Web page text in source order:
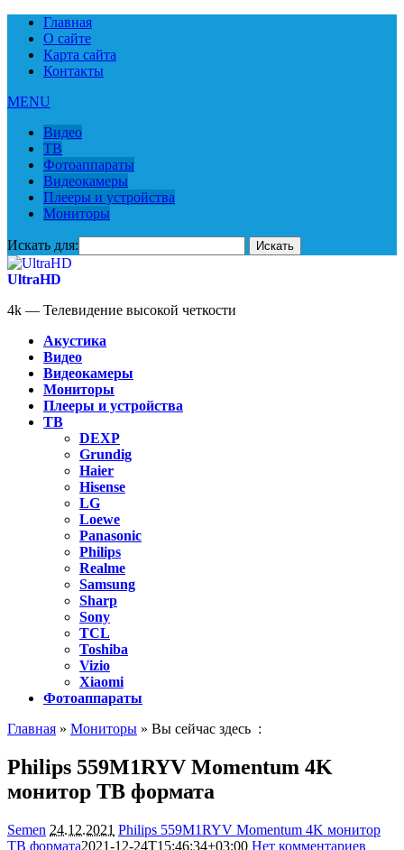
Главная
О сайте
Карта сайта
Контакты
MENU
Видео
ТВ
Фотоаппараты
Видеокамеры
Плееры и устройства
Мониторы
Искать для:
UltraHD
4k — Телевидение высокой четкости
Акустика
Видео
Видеокамеры
Мониторы
Плееры и устройства
ТВ
DEXP
Grundig
Haier
Hisense
LG
Loewe
Panasonic
Philips
Realme
Samsung
Sharp
Sony
TCL
Toshiba
Vizio
Xiaomi
Фотоаппараты
Главная » Мониторы » Вы сейчас здесь :
Philips 559M1RYV Momentum 4K
монитор ТВ формата
Semen 24.12.2021 Philips 559M1RYV Momentum 4K монитор
ТВ формата2021-12-24T15:46:34+03:00 Нет комментариев